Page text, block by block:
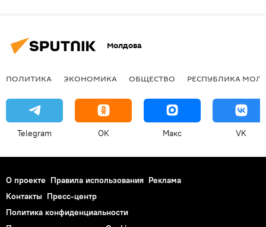
Молдова
ПОЛИТИКА ЭКОНОМИКА ОБЩЕСТВО РЕСПУБЛИКА
Telegram OK Макс VK
О проекте Правила использования Реклама
Контакты Пресс-центр
Политика конфиденциальности